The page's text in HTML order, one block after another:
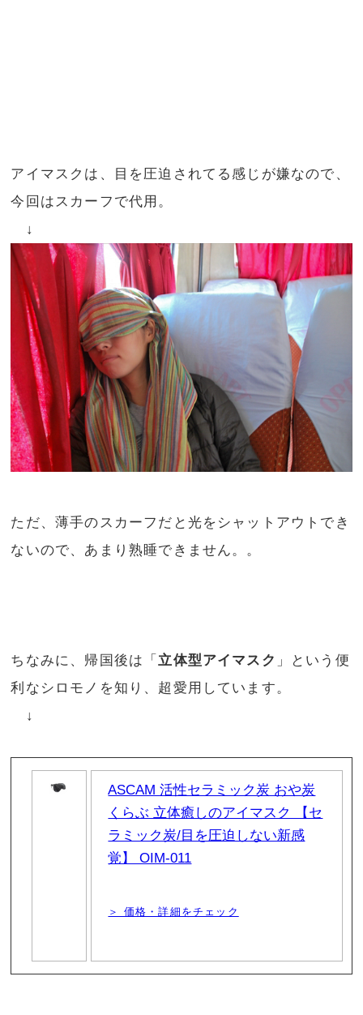
アイマスクは、目を圧迫されてる感じが嫌なので、
今回はスカーフで代用。
↓
ただ、薄手のスカーフだと光をシャットアウトでき
ないので、あまり熟睡できません。。
ちなみに、帰国後は「立体型アイマスク 」という便
利なシロモノを知り、超愛用しています。
↓
ASCAM 活性セラミック炭 おや炭
くらぶ 立体癒しのアイマスク 【セ
ラミック炭/目を圧迫しない新感
覚】 OIM-011
＞ 価格・詳細をチェック